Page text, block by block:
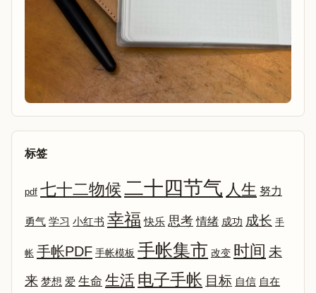
标签
pdf 七十二物候二十四节气 人生 努力
勇气 学习 小红书 幸福 快乐 思考 情绪 成功 成长 手
帐 手帐PDF 手帐模板 手帐集市 改变 时间 未
来 梦想 爱 生命 生活 电子手帐 目标 自信 自在